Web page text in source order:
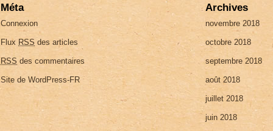
Méta
Connexion
Flux RSS des articles
RSS des commentaires
Site de WordPress-FR
Archives
novembre 2018
octobre 2018
septembre 2018
août 2018
juillet 2018
juin 2018